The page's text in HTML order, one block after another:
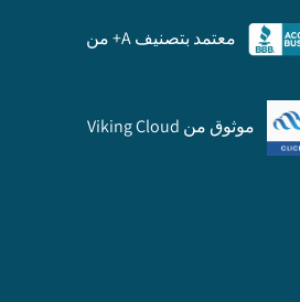
معتمد بتصنيف A+ من
موثوق من Viking Cloud